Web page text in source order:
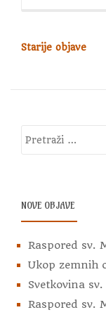
G
A
A
B
J
A
V
Starije objave
NOVE OBJAVE
Raspored sv.
Ukop zemnih
Svetkovina
Raspored sv.